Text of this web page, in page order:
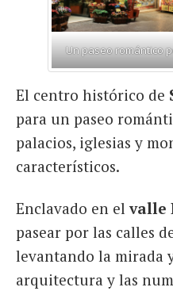
Un paseo romántico
El centro histórico de
para un paseo
palacios, iglesias y
característicos.
Enclavado en elvalle
pasear por las calles
levantando la mirada
arquitectura y las